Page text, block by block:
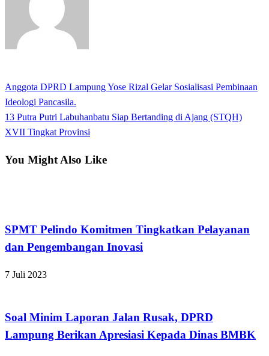
Navigasi
pos
Previous
Post
Anggota DPRD Lampung Yose Rizal Gelar Sosialisasi Pembinaan
Ideologi Pancasila.
Next
Post
13 Putra Putri Labuhanbatu Siap Bertanding di Ajang (STQH)
XVII Tingkat Provinsi
You Might Also Like
SPMT Pelindo Komitmen Tingkatkan Pelayanan
dan Pengembangan Inovasi
7 Juli 2023
Soal Minim Laporan Jalan Rusak, DPRD
Lampung Berikan Apresiasi Kepada Dinas BMBK